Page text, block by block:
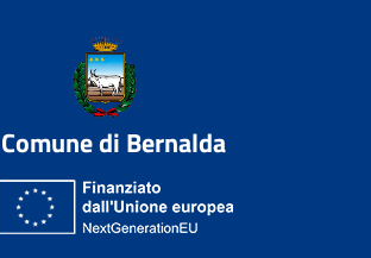
Comune di Bernalda